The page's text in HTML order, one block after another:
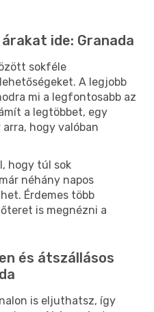
ide: Granada
sokféle
A legjobb
mi a legfontosabb az
a legtöbbet, egy
hogy valóban
hogy túl sok
néhány napos
Érdemes több
is megnézni a
és átszállásos
is eljuthatsz, így